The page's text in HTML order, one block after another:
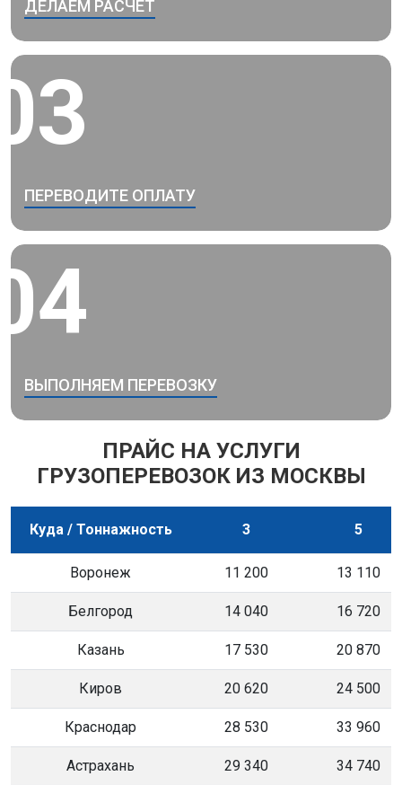
ДЕЛАЕМ РАСЧЕТ
ПЕРЕВОДИТЕ ОПЛАТУ
ВЫПОЛНЯЕМ ПЕРЕВОЗКУ
ПРАЙС НА УСЛУГИ
ГРУЗОПЕРЕВОЗОК ИЗ МОСКВЫ
Куда / Тоннажность 3 5
Воронеж 11 200 13 110
Белгород 14 040 16 720
Казань 17 530 20 870
Киров 20 620 24 500
Краснодар 28 530 33 960
Астрахань 29 340 34 740